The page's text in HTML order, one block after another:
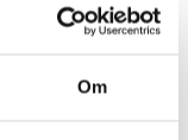
Om